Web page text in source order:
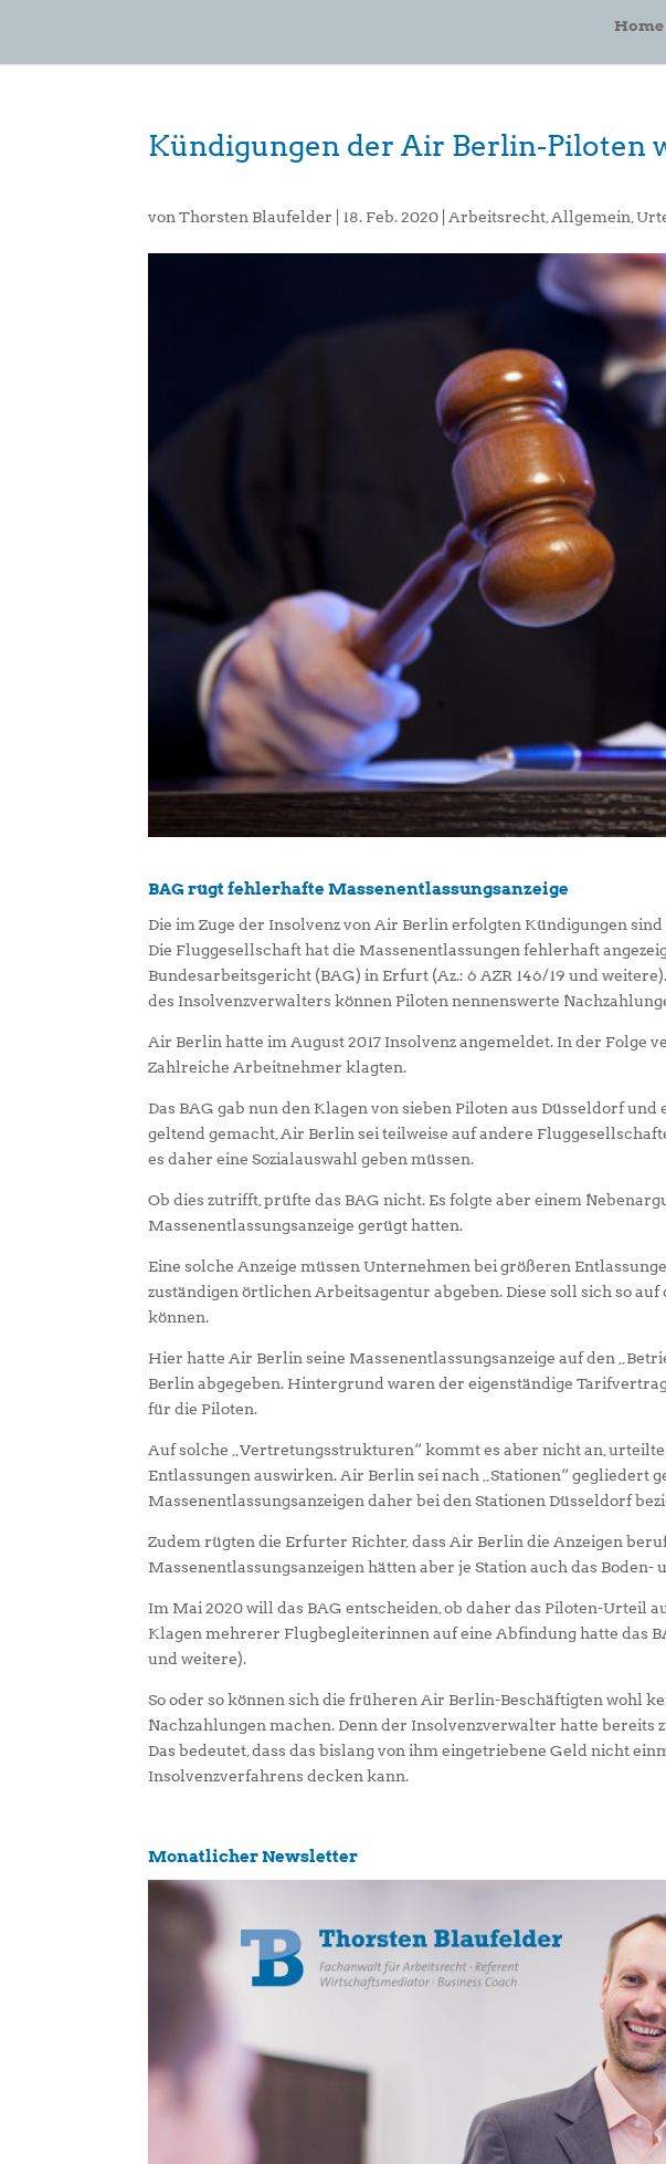
Home
Kündigungen der Air Berlin-Piloten
vonThorsten Blaufelder |18. Feb. 2020 Arbeitsrecht Allgemein ,
BAG rügt fehlerhafte Massenentlassungsanzeige
Die im Zuge der Insolvenz von Air Berlin erfolgten Kündigungen
Die Fluggesellschaft hat die Massenentlassungen fehlerhaft
Bundesarbeitsgericht (BAG) in Erfurt (Az.: 6 AZR 146/19 und
des Insolvenzverwalters können Piloten nennenswerte
Air Berlin hatte im August 2017 Insolvenz angemeldet. In der Folge
Zahlreiche Arbeitnehmer klagten.
Das BAG gab nun den Klagen von sieben Piloten aus Düsseldorf
geltend gemacht, Air Berlin sei teilweise auf andere
es daher eine Sozialauswahl geben müssen.
Ob dies zutrifft, prüfte das BAG nicht. Es folgte aber einem
Massenentlassungsanzeige gerügt hatten.
Eine solche Anzeige müssen Unternehmen bei größeren
zuständigen örtlichen Arbeitsagentur abgeben. Diese soll sich so
können.
Hier hatte Air Berlin seine Massenentlassungsanzeige auf den
Berlin abgegeben. Hintergrund waren der eigenständige
für die Piloten.
Auf solche „Vertretungsstrukturen“ kommt es aber nicht an, urteilte
Entlassungen auswirken. Air Berlin sei nach „Stationen“ gegliedert
Massenentlassungsanzeigen daher bei den Stationen Düsseldorf
Zudem rügten die Erfurter Richter, dass Air Berlin die Anzeigen
Massenentlassungsanzeigen hätten aber je Station auch das
Im Mai 2020 will das BAG entscheiden, ob daher das Piloten-Urteil
Klagen mehrerer Flugbegleiterinnen auf eine Abfindung hatte das
und weitere).
So oder so können sich die früheren Air Berlin-Beschäftigten wohl
Nachzahlungen machen. Denn der Insolvenzverwalter hatte bereits
Das bedeutet, dass das bislang von ihm eingetriebene Geld nicht
Insolvenzverfahrens decken kann.
Monatlicher Newsletter